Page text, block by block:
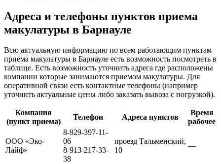
Адреса и телефоны пунктов приема
макулатуры в Барнауле
Всю актуальную информацию по всем работающим пунктам
приема макулатуры в Барнауле есть возможность посмотреть в
таблице. Есть возможность уточнить адреса где расположены
компании которые занимаются приемом макулатуры. Для
оперативной связи есть контактные телефоны (например
уточнить актуальные цены либо заказать вывоза с погрузкой).
Компания
(пункт приема)
Телефон Адреса пунктов
Время
рабочее
ООО «Эко-
Лайф»
8-929-397-11-
06
8-913-217-33-
38
проезд Тальменский,
10
—